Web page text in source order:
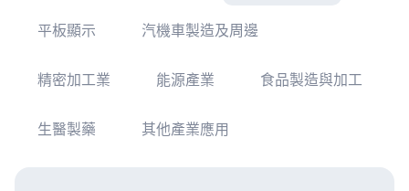
平板顯示 汽機車製造及周邊
精密加工業 能源產業 食品製造與加工
生醫製藥 其他產業應用